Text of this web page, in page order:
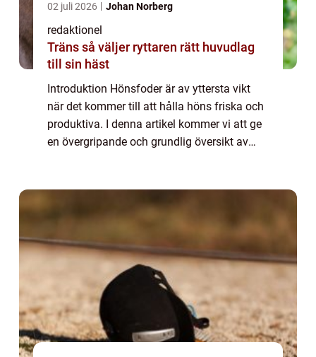
02 juli 2026 Johan Norberg
redaktionel
Träns så väljer ryttaren rätt huvudlag
till sin häst
Introduktion Hönsfoder är av yttersta vikt
när det kommer till att hålla höns friska och
produktiva. I denna artikel kommer vi att ge
en övergripande och grundlig översikt av